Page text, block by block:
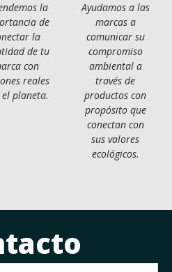
la
de
la
de tu
con
reales
planeta.
Ayudamos a las
marcas a
comunicar su
compromiso
ambiental a
través de
productos con
propósito que
conectan con
sus valores
ecológicos.